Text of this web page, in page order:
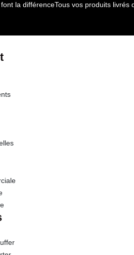
la différenceTous vos produits livrés